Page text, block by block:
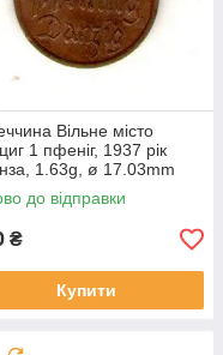
Вільне місто
1 пфеніг, 1937 рік
1.63g, ø 17.03mm
до відправки
₴
Купити